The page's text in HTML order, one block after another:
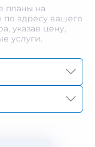
планы на
адресу вашего
указав цену,
услуги.